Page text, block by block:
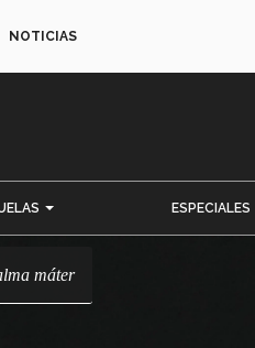
NOTICIAS
ESPECIALES
máter